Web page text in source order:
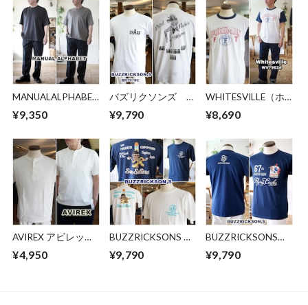
MANUALALPHABET
ァベット カット
ックスT ゆったり
サイズ MA-C-269
¥9,350
バズリクソンズ
袖T Ｔシャツ
ー ピンナップガー
ル
¥9,790
WHITESVILLE（ホ
シャツ カットソ
ライズ WV79524
¥8,690
AVIREX アビレック
半袖Tシャツ 783-
¥4,950
BUZZRICKSONS バ
プリントTシャツ
¥9,790
BUZZRICKSONS
袖プリントTシャツ
¥9,790